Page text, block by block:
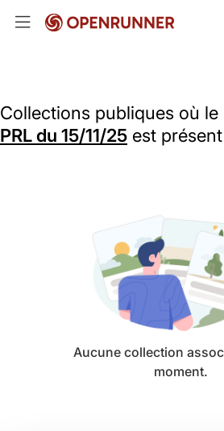
Collections publiques où le
PRL du 15/11/25 est présent
Aucune collection
moment.